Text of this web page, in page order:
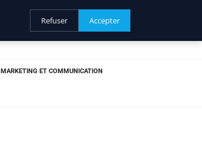
MARKETING ET COMMUNICATION
Refuser Accepter